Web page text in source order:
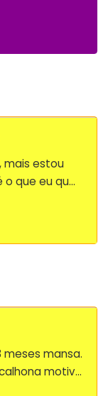
mais estou
que eu qu...
meses mansa.
motiv...